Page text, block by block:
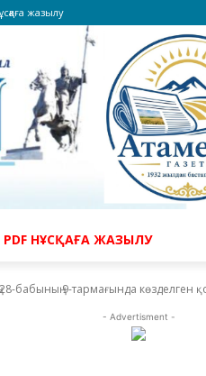
жазылу
PDF НҰСҚАҒА ЖАЗЫЛУ
бабының 9-тармағында көзделген
- Advertisment -